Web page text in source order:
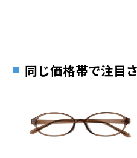
15.4g
※着脱式サングラス：デモレンズ、アタ
タイプ
す。
もっと
実店舗で度数を測定いただけ
お近くのZoff実店舗にて度数
その際は記入用紙をダウンロ
ダウ
同じ価格帯で注目